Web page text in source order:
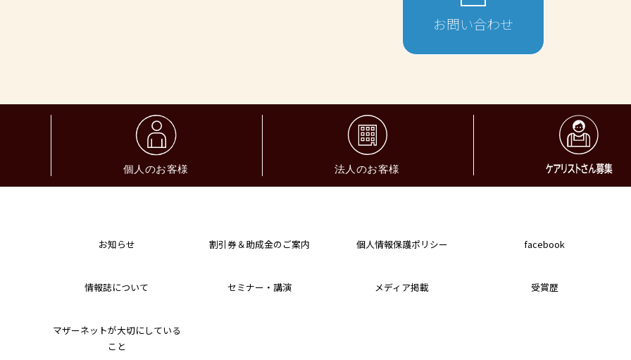
お問い合わせ
お知らせ 割引券＆助成金のご案内 個人情報保護ポリシー facebook
情報誌について セミナー・講演 メディア掲載 受賞歴
マザーネットが大切にしている
こと